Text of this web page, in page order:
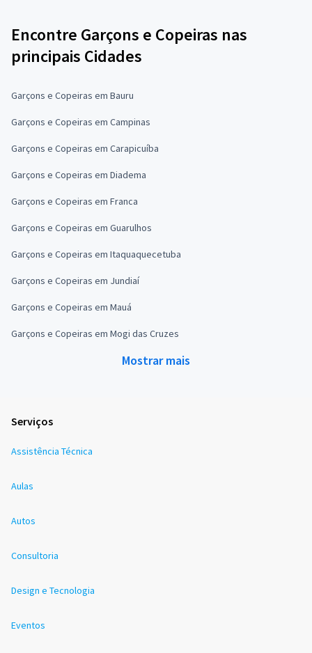
Encontre Garçons e Copeiras nas
principais Cidades
Garçons e Copeiras em Bauru
Garçons e Copeiras em Campinas
Garçons e Copeiras em Carapicuíba
Garçons e Copeiras em Diadema
Garçons e Copeiras em Franca
Garçons e Copeiras em Guarulhos
Garçons e Copeiras em Itaquaquecetuba
Garçons e Copeiras em Jundiaí
Garçons e Copeiras em Mauá
Garçons e Copeiras em Mogi das Cruzes
Mostrar mais
Serviços
Assistência Técnica
Aulas
Autos
Consultoria
Design e Tecnologia
Eventos